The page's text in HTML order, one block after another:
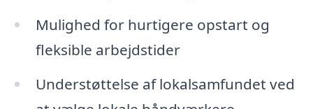
Mulighed for hurtigere opstart og
fleksible arbejdstider
Understøttelse af lokalsamfundet ved